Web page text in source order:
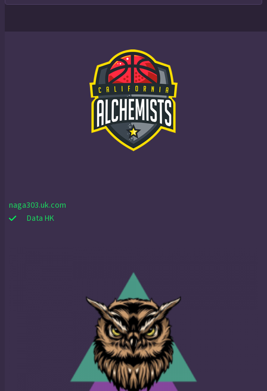
naga303.uk.com
Data HK